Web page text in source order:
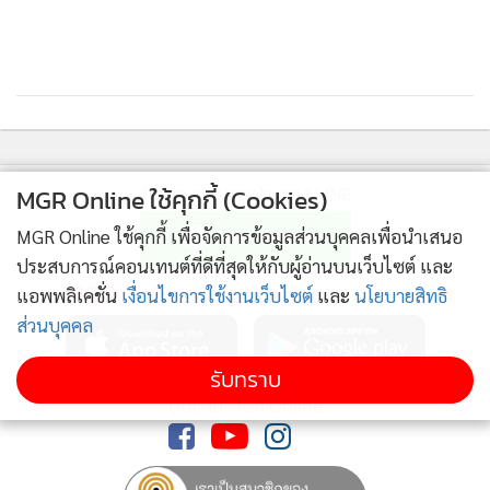
ประชาชนไว้กับเจ้าหน้าที่ จะได้รู้ตัวตนว่าเป็นใครมาจากไหน ใน
ส่วนของเรื่องทางคดีความนั้น กรณีนี้เป็นความผิดซึ่งหน้า เลย
แต่ผู้บังคับบัญชาว่าจะมีความเห็นว่าอย่างไร” นายประธาน กล่าว
ติดตามข่าวสารผ่านทาง LINE
MGR Online Application
ติดตาม MGR Online
MGR Online ใช้คุกกี้ (Cookies)
MGR Online ใช้คุกกี้ เพื่อจัดการข้อมูลส่วนบุคคลเพื่อนำเสนอ
ประสบการณ์คอนเทนต์ที่ดีที่สุดให้กับผู้อ่านบนเว็บไซต์ และ
แอพพลิเคชั่น เงื่อนไขการใช้งานเว็บไซต์ และ นโยบายสิทธิ
ส่วนบุคคล
รับทราบ